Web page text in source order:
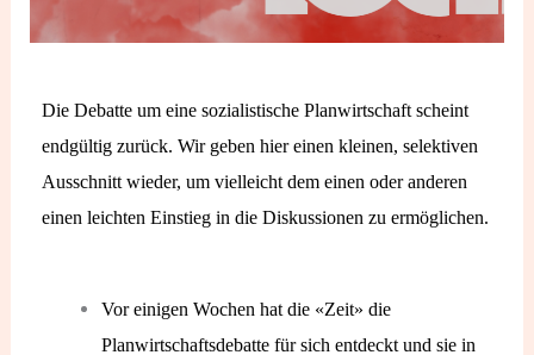
Die Debatte um eine sozialistische Planwirtschaft scheint
endgültig zurück. Wir geben hier einen kleinen, selektiven
Ausschnitt wieder, um vielleicht dem einen oder anderen
einen leichten Einstieg in die Diskussionen zu ermöglichen.
Vor einigen Wochen hat die «Zeit» die
Planwirtschaftsdebatte für sich entdeckt und sie in